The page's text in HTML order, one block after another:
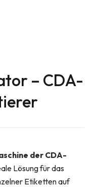
– CDA-
der CDA-
Lösung für das
Etiketten auf